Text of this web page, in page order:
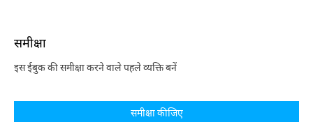
समीक्षा
इस ईबुक की समीक्षा करने वाले पहले व्यक्ति बनें
समीक्षा कीजिए